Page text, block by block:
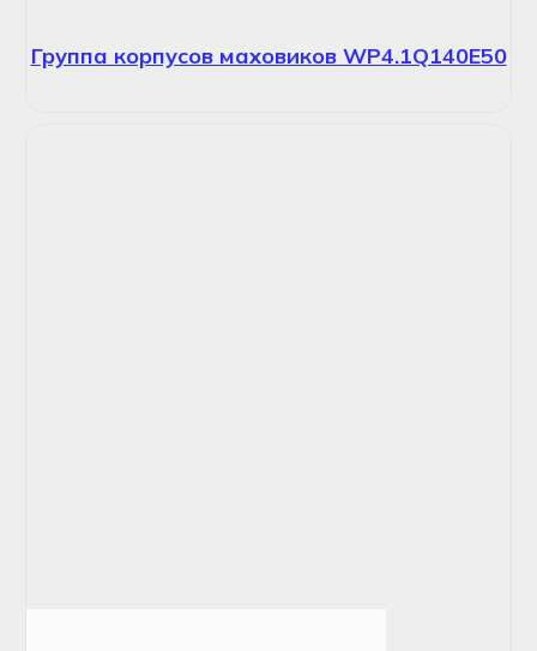
Группа корпусов маховиков WP4.1Q140E50